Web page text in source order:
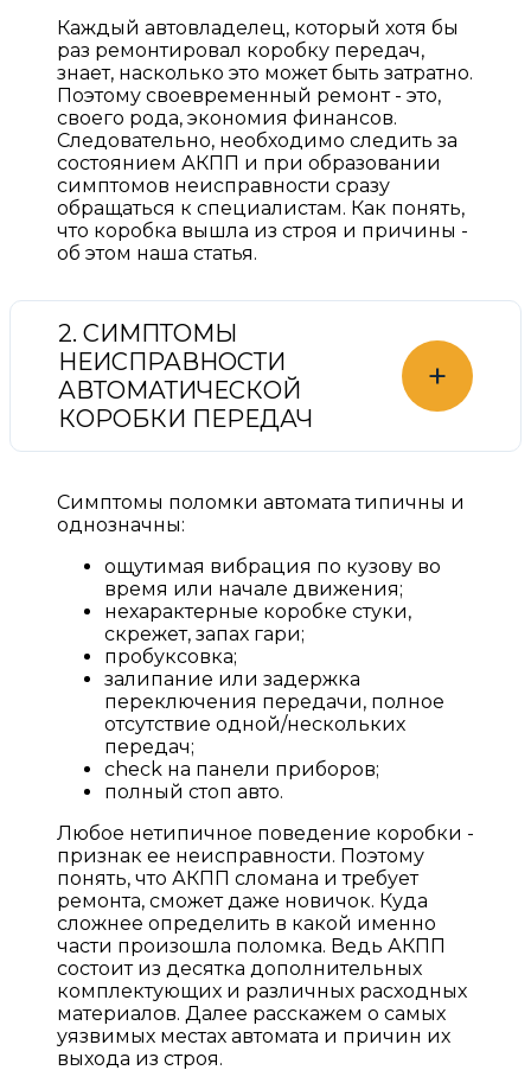
Каждый автовладелец, который хотя бы
раз ремонтировал коробку передач,
знает, насколько это может быть затратно.
Поэтому своевременный ремонт - это,
своего рода, экономия финансов.
Следовательно, необходимо следить за
состоянием АКПП и при образовании
симптомов неисправности сразу
обращаться к специалистам. Как понять,
что коробка вышла из строя и причины -
об этом наша статья.
2. СИМПТОМЫ
НЕИСПРАВНОСТИ
АВТОМАТИЧЕСКОЙ
КОРОБКИ ПЕРЕДАЧ
+
Симптомы поломки автомата типичны и
однозначны:
ощутимая вибрация по кузову во
время или начале движения;
нехарактерные коробке стуки,
скрежет, запах гари;
пробуксовка;
залипание или задержка
переключения передачи, полное
отсутствие одной/нескольких
передач;
check на панели приборов;
полный стоп авто.
Любое нетипичное поведение коробки -
признак ее неисправности. Поэтому
понять, что АКПП сломана и требует
ремонта, сможет даже новичок. Куда
сложнее определить в какой именно
части произошла поломка. Ведь АКПП
состоит из десятка дополнительных
комплектующих и различных расходных
материалов. Далее расскажем о самых
уязвимых местах автомата и причин их
выхода из строя.